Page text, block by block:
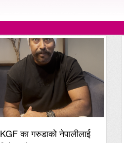
KGF का गरुडाको नेपालीलाई